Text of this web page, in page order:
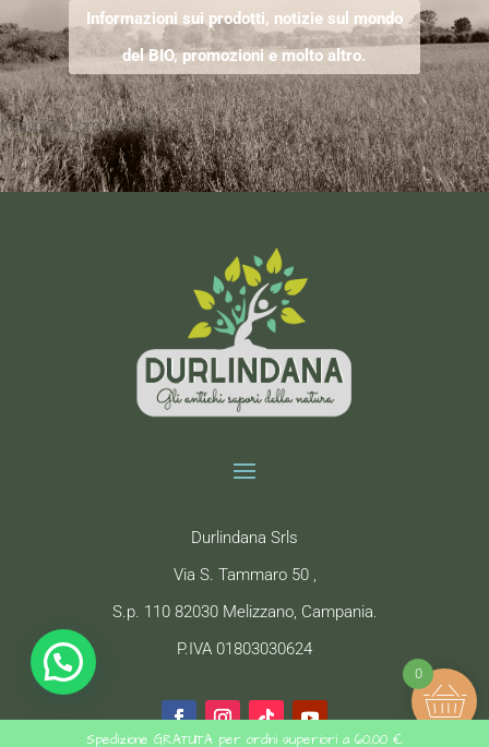
Informazioni sui prodotti, notizie sul mondo
del BIO, promozioni e molto altro.
[mailpoet_form id="1"]
Durlindana Srls
Via S. Tammaro 50 ,
S.p. 110 82030 Melizzano, Campania.
P.IVA 01803030624
0
Spedizione GRATUITA per ordini superiori a 60,00 €